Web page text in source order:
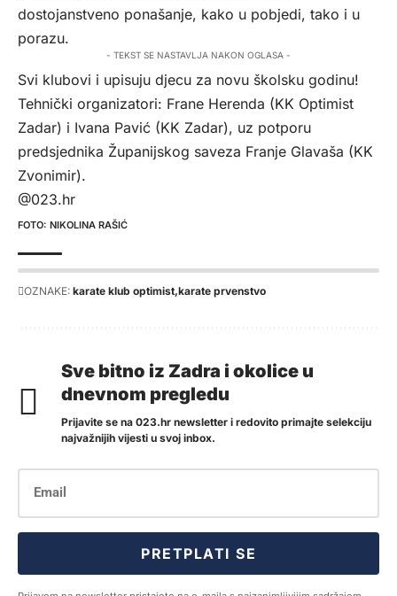
NIKOLINA RAŠIĆ
dostojanstveno ponašanje, kako u pobjedi, tako i u
porazu.
- TEKST SE NASTAVLJA NAKON OGLASA -
Svi klubovi i upisuju djecu za novu školsku godinu!
Tehnički organizatori: Frane Herenda (KK Optimist
Zadar) i Ivana Pavić (KK Zadar), uz potporu
predsjednika Županijskog saveza Franje Glavaša (KK
Zvonimir).
@023.hr
OZNAKE: karate klub optimist karate prvenstvo
Sve bitno iz Zadra i okolice u
dnevnom pregledu
Prijavite se na 023.hr newsletter i redovito primajte selekciju
najvažnijih vijesti u svoj inbox.
PRETPLATI SE